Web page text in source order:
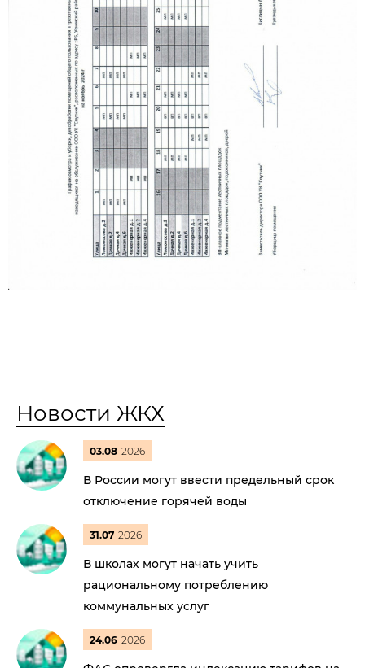
Новости ЖКХ
03.08 2026
В России могут ввести предельный срок
отключение горячей воды
31.07 2026
В школах могут начать учить
рациональному потреблению
коммунальных услуг
24.06 2026